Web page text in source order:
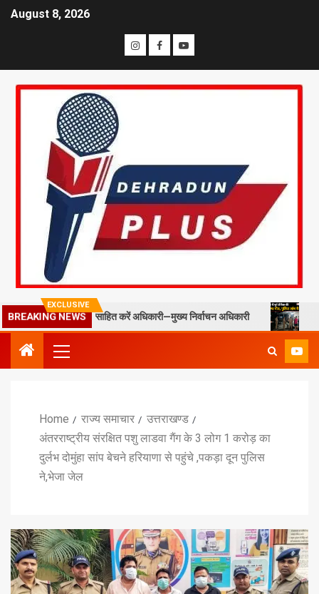
August 8, 2026
EXCLUSIVE
BREAKING NEWS
को प्रोत्साहित करें अधिकारी—मुख्य निर्वाचन अधिकारी मसूरी में पूर्व
Home राज्य समाचार
उत्तराखण्ड
अंतरराष्ट्रीय संरक्षित पशु लाडवा गैंग के 3 लोग 1 करोड़ का
दुर्लभ दोमुंहा सांप बेचने हरियाणा से पहुंचे ,पकड़ा दून पुलिस
ने,भेजा जेल